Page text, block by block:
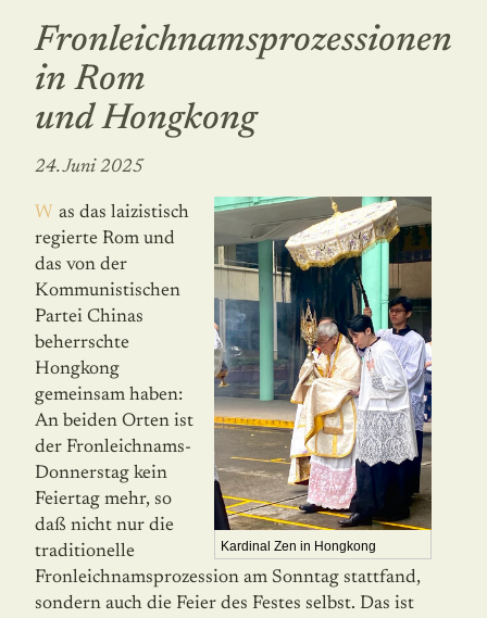
Fronleichnamsprozessionen
in Rom
und Hongkong
24. Juni 2025
Kardinal Zen in Hongkong
Was das laizistisch
regierte Rom und
das von der
Kommunistischen
Partei Chinas
beherrschte
Hongkong
gemeinsam haben:
An beiden Orten ist
der Fronleichnams-
Donnerstag kein
Feiertag mehr, so
daß nicht nur die
traditionelle
Fronleichnamsprozession am Sonntag stattfand,
sondern auch die Feier des Festes selbst. Das ist